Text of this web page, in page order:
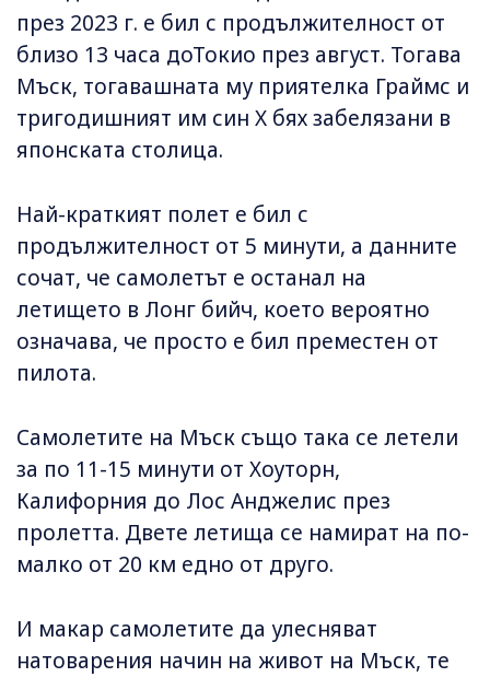
през 2023 г. е бил с продължителност от
близо 13 часа доТокио през август. Тогава
Мъск, тогавашната му приятелка Граймс и
тригодишният им син X бях забелязани в
японската столица.
Най-краткият полет е бил с
продължителност от 5 минути, а данните
сочат, че самолетът е останал на
летището в Лонг бийч, което вероятно
означава, че просто е бил преместен от
пилота.
Самолетите на Мъск също така се летели
за по 11-15 минути от Хоуторн,
Калифорния до Лос Анджелис през
пролетта. Двете летища се намират на по-
малко от 20 км едно от друго.
И макар самолетите да улесняват
натоварения начин на живот на Мъск, те